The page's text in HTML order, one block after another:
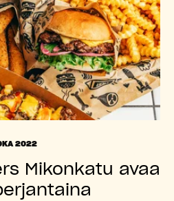
2022
Mikonkatu avaa